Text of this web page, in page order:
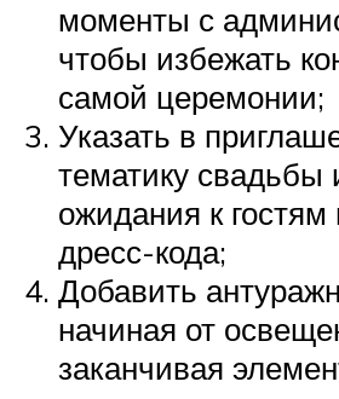
моменты с
чтобы избежать
самой церемонии;
Указать в
тематику свадьбы
ожидания к гостям
дресс-кода;
Добавить
начиная от
заканчивая